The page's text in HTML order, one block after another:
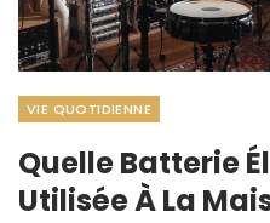
VIE QUOTIDIENNE
Quelle Batterie
Utilisée À La